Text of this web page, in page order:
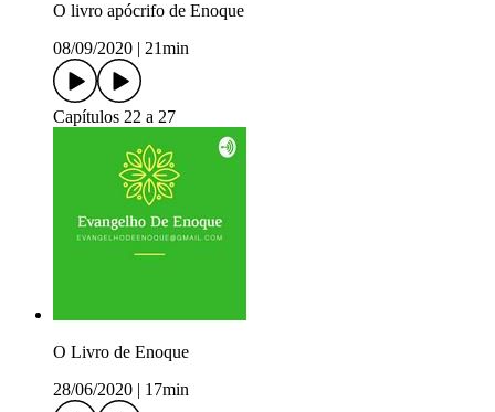
O livro apócrifo de Enoque
08/09/2020
21min
Capítulos 22 a 27
O Livro de Enoque
28/06/2020
17min